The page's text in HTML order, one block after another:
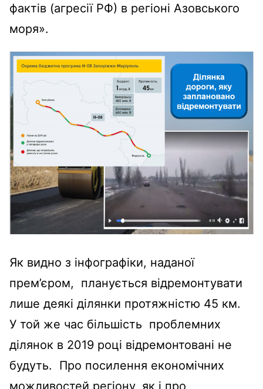
фактів (агресії РФ) в регіоні Азовського
моря».
Як видно з інфографіки, наданої
прем’єром, планується відремонтувати
лише деякі ділянки протяжністю 45 км.
У той же час більшість проблемних
ділянок в 2019 році відремонтовані не
будуть. Про посилення економічних
можливостей регіону, як і про